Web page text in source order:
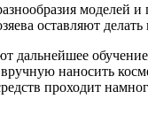
оставляют
дальнейшее
наносить
проходит